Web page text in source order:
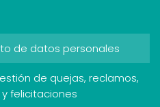
de datos personales
de quejas, reclamos,
felicitaciones